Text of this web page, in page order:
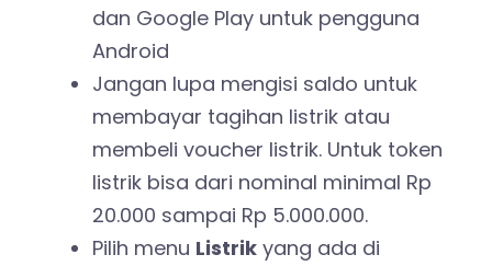
dan Google Play untuk pengguna
Android
Jangan lupa mengisi saldo untuk
membayar tagihan listrik atau
membeli voucher listrik. Untuk token
listrik bisa dari nominal minimal Rp
20.000 sampai Rp 5.000.000.
Pilih menu Listrik yang ada di